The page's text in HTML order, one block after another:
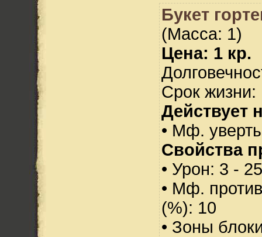
Букет
(Масса: 1)
Цена: 1 кр.
Срок жизни:
Действует
• Мф.
Свойства
• Урон: 3 - 25
• Мф.
(%): 10
• Зоны